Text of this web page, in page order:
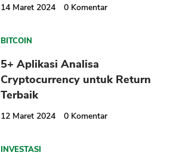
14 Maret 2024 0 Komentar
BITCOIN
5+ Aplikasi Analisa
Cryptocurrency untuk Return
Terbaik
12 Maret 2024 0 Komentar
INVESTASI